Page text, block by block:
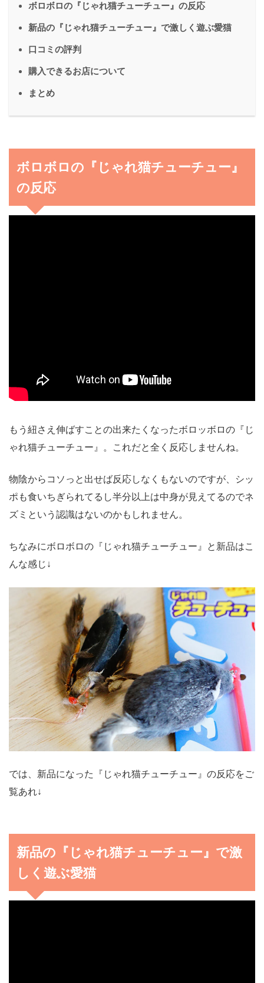
ボロボロの『じゃれ猫チューチュー』の反応
新品の『じゃれ猫チューチュー』で激しく遊ぶ愛猫
口コミの評判
購入できるお店について
まとめ
ボロボロの『じゃれ猫チューチュー』
の反応
もう紐さえ伸ばすことの出来たくなったボロッボロの『じ
ゃれ猫チューチュー』。これだと全く反応しませんね。
物陰からコソっと出せば反応しなくもないのですが、シッ
ポも食いちぎられてるし半分以上は中身が見えてるのでネ
ズミという認識はないのかもしれません。
ちなみにボロボロの『じゃれ猫チューチュー』と新品はこ
んな感じ↓
では、新品になった『じゃれ猫チューチュー』の反応をご
覧あれ↓
新品の『じゃれ猫チューチュー』で激
しく遊ぶ愛猫